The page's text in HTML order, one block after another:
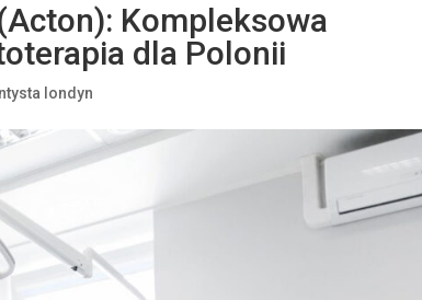
Kompleksowa
dla Polonii
londyn